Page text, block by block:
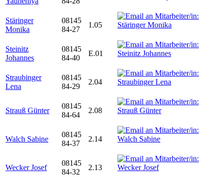
Stäringer
Monika
08145
84-27
1.05
Steinitz
Johannes
08145
84-40
E.01
Straubinger
Lena
08145
84-29
2.04
Strauß Günter
08145
84-64
2.08
Walch Sabine
08145
84-37
2.14
Wecker Josef
08145
84-32
2.13